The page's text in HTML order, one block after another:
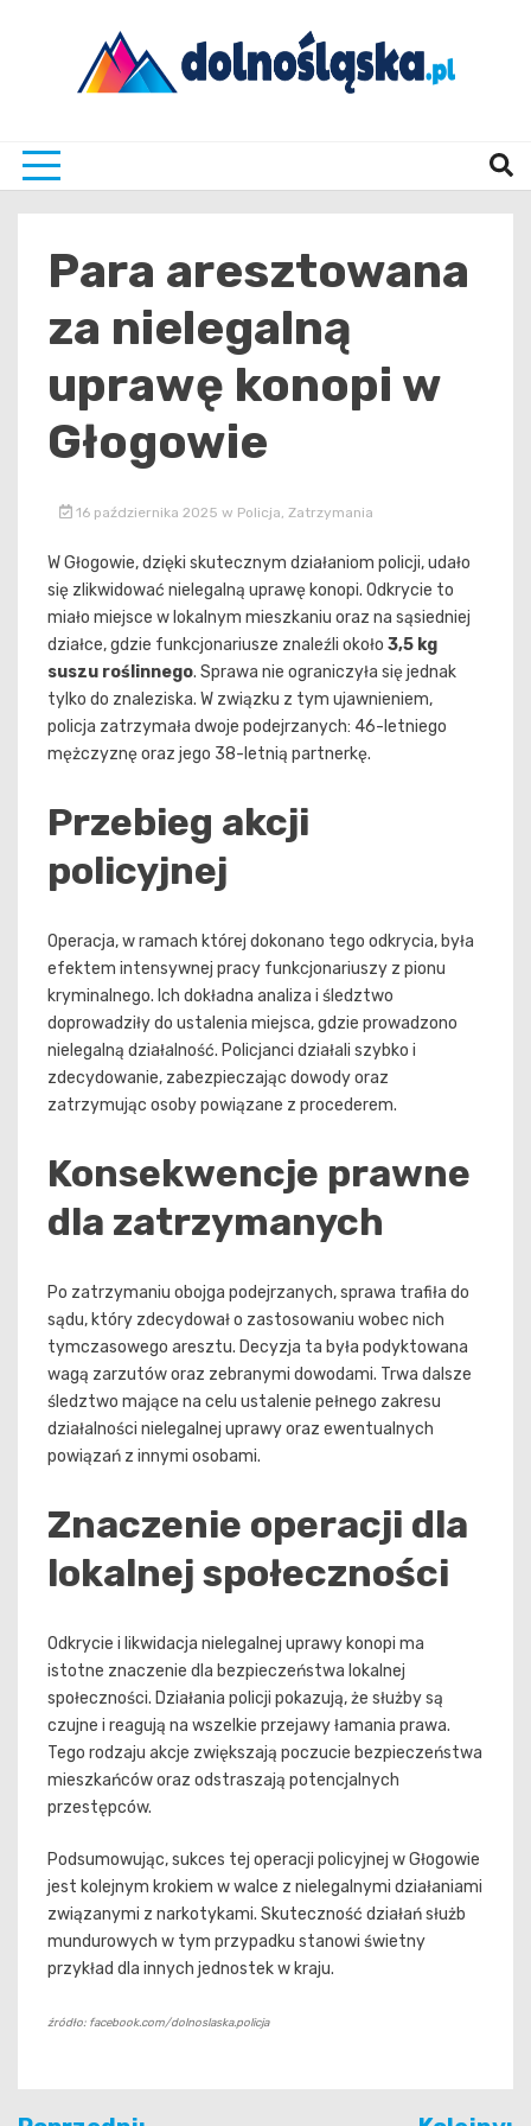
Para aresztowana
za nielegalną
uprawę konopi w
Głogowie
16 października 2025 w Policja Zatrzymania
W Głogowie, dzięki skutecznym działaniom policji, udało
się zlikwidować nielegalną uprawę konopi. Odkrycie to
miało miejsce w lokalnym mieszkaniu oraz na sąsiedniej
działce, gdzie funkcjonariusze znaleźli około 3,5 kg
suszu roślinnego. Sprawa nie ograniczyła się jednak
tylko do znaleziska. W związku z tym ujawnieniem,
policja zatrzymała dwoje podejrzanych: 46-letniego
mężczyznę oraz jego 38-letnią partnerkę.
Przebieg akcji
policyjnej
Operacja, w ramach której dokonano tego odkrycia, była
efektem intensywnej pracy funkcjonariuszy z pionu
kryminalnego. Ich dokładna analiza i śledztwo
doprowadziły do ustalenia miejsca, gdzie prowadzono
nielegalną działalność. Policjanci działali szybko i
zdecydowanie, zabezpieczając dowody oraz
zatrzymując osoby powiązane z procederem.
Konsekwencje prawne
dla zatrzymanych
Po zatrzymaniu obojga podejrzanych, sprawa trafiła do
sądu, który zdecydował o zastosowaniu wobec nich
tymczasowego aresztu. Decyzja ta była podyktowana
wagą zarzutów oraz zebranymi dowodami. Trwa dalsze
śledztwo mające na celu ustalenie pełnego zakresu
działalności nielegalnej uprawy oraz ewentualnych
powiązań z innymi osobami.
Znaczenie operacji dla
lokalnej społeczności
Odkrycie i likwidacja nielegalnej uprawy konopi ma
istotne znaczenie dla bezpieczeństwa lokalnej
społeczności. Działania policji pokazują, że służby są
czujne i reagują na wszelkie przejawy łamania prawa.
Tego rodzaju akcje zwiększają poczucie bezpieczeństwa
mieszkańców oraz odstraszają potencjalnych
przestępców.
Podsumowując, sukces tej operacji policyjnej w Głogowie
jest kolejnym krokiem w walce z nielegalnymi działaniami
związanymi z narkotykami. Skuteczność działań służb
mundurowych w tym przypadku stanowi świetny
przykład dla innych jednostek w kraju.
źródło: facebook.com/dolnoslaska.policja
Nawigacja